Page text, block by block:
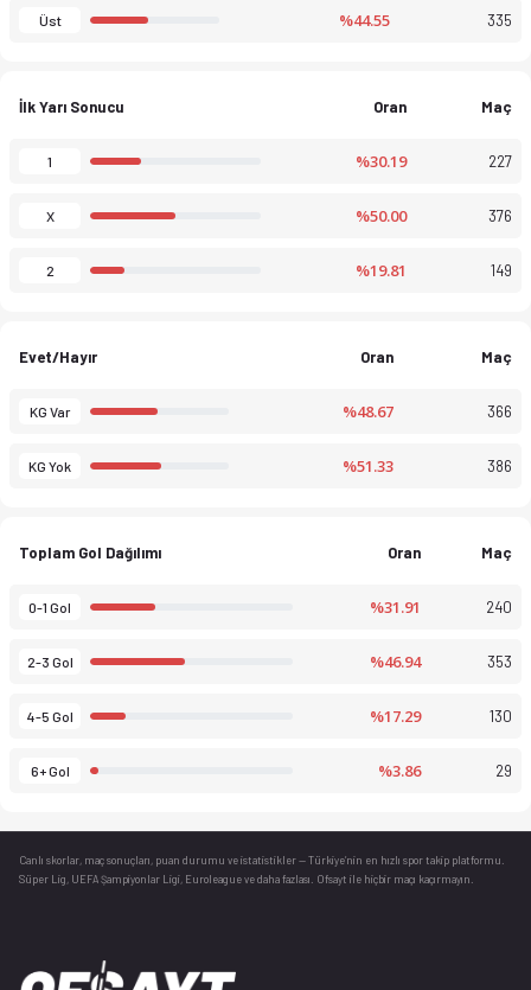
Üst %44.55 335
İlk Yarı Sonucu Oran Maç
1 %30.19 227
X %50.00 376
2 %19.81 149
Evet/Hayır Oran Maç
KG Var %48.67 366
KG Yok %51.33 386
Toplam Gol Dağılımı Oran Maç
0-1 Gol %31.91 240
2-3 Gol %46.94 353
4-5 Gol %17.29 130
6+ Gol %3.86 29
Canlı skorlar , maç sonuçları, puan durumu ve istatistikler — Türkiye’nin en hızlı spor takip platformu.
Süper Lig, UEFA Şampiyonlar Ligi, Euroleague ve daha fazlası. Ofsayt ile hiçbir maçı kaçırmayın.